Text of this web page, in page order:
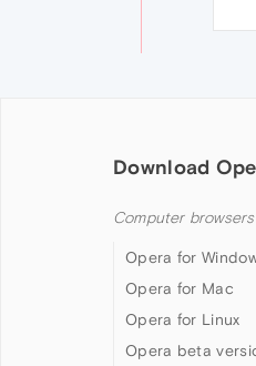
Download
Computer browsers
Opera for
Opera for Mac
Opera for Linux
Opera beta